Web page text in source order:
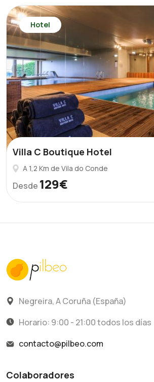
Hotel
Villa C Boutique Hotel
A 1,2 Km de Vila do Conde
Desde 129€
Negreira, A Coruña (España)
Horario: 9:00 - 21:00 todos los días
contacto@pilbeo.com
Colaboradores